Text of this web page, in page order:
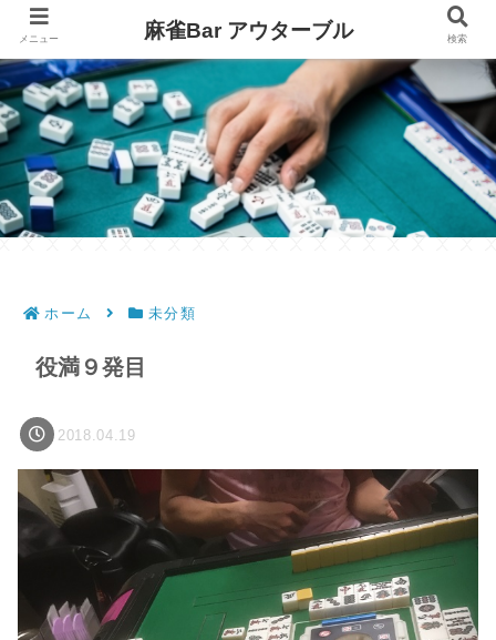
ホーム 未分類
役満９発目
2018.04.19
メニュー 麻雀Bar アウターブル 検索